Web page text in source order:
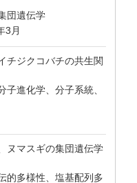
団遺伝学
3月
チジクコバチの共生関
子進化学、分子系統、
ヌマスギの集団遺伝学
的多様性、塩基配列多